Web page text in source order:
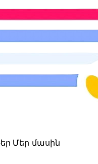
Մեր մասին